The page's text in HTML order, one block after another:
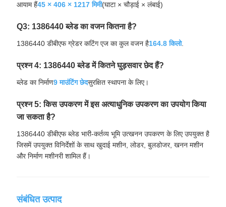
आयाम हैं45 × 406 × 1217 मिमी(घाटा × चौड़ाई × लंबाई)
Q3: 1386440 ब्लेड का वजन कितना है?
1386440 डीबीएफ ग्रेडर कटिंग एज का कुल वजन है164.8 किलो.
प्रश्न 4: 1386440 ब्लेड में कितने घुड़सवार छेद हैं?
ब्लेड का निर्माण9 माउंटिंग छेदसुरक्षित स्थापना के लिए।
प्रश्न 5: किस उपकरण में इस अत्याधुनिक उपकरण का उपयोग किया
जा सकता है?
1386440 डीबीएफ ब्लेड भारी-कर्तव्य भूमि उत्खनन उपकरण के लिए उपयुक्त है
जिसमें उपयुक्त विनिर्देशों के साथ खुदाई मशीन, लोडर, बुलडोजर, खनन मशीन
और निर्माण मशीनरी शामिल हैं।
संबंधित उत्पाद